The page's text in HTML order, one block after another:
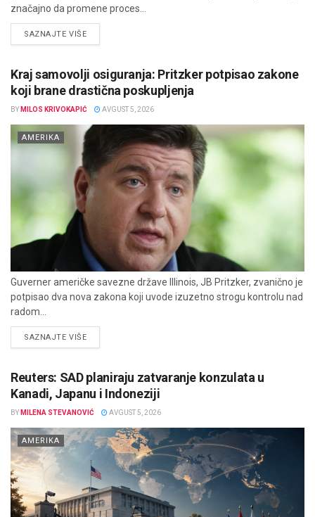
značajno da promene proces...
SAZNAJTE VIŠEDETAILS
Kraj samovolji osiguranja: Pritzker potpisao zakone
koji brane drastična poskupljenja
BY MILOS KRIVOKAPIĆ AVGUST 5, 2026
AMERIKA
Guverner američke savezne države Illinois, JB Pritzker, zvanično je
potpisao dva nova zakona koji uvode izuzetno strogu kontrolu nad
radom...
SAZNAJTE VIŠEDETAILS
Reuters: SAD planiraju zatvaranje konzulata u
Kanadi, Japanu i Indoneziji
BY MILENA STEVANOVIĆ AVGUST 5, 2026
AMERIKA